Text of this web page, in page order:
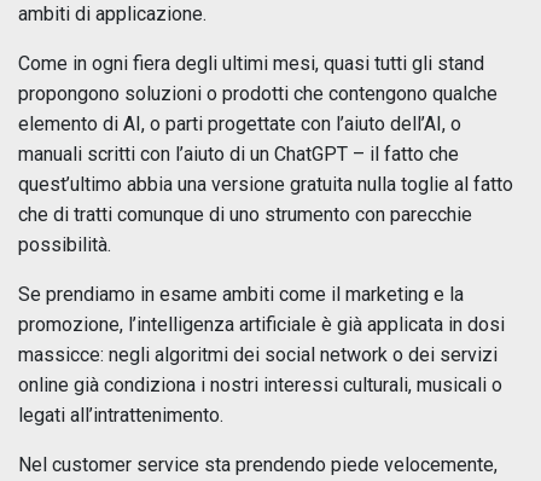
ambiti di applicazione.
Come in ogni fiera degli ultimi mesi, quasi tutti gli stand
propongono soluzioni o prodotti che contengono qualche
elemento di AI, o parti progettate con l’aiuto dell’AI, o
manuali scritti con l’aiuto di un ChatGPT – il fatto che
quest’ultimo abbia una versione gratuita nulla toglie al fatto
che di tratti comunque di uno strumento con parecchie
possibilità.
Se prendiamo in esame ambiti come il marketing e la
promozione, l’intelligenza artificiale è già applicata in dosi
massicce: negli algoritmi dei social network o dei servizi
online già condiziona i nostri interessi culturali, musicali o
legati all’intrattenimento.
Nel customer service sta prendendo piede velocemente,